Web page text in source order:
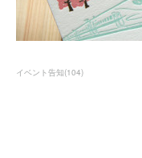
イベント告知(104)